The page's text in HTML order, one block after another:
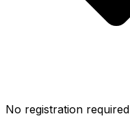
No registration required